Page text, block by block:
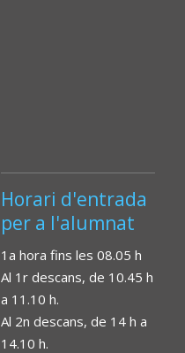
Horari d'entrada
per a l'alumnat
1a hora fins les 08.05 h
Al 1r descans, de 10.45 h
a 11.10 h.
Al 2n descans, de 14 h a
14.10 h.